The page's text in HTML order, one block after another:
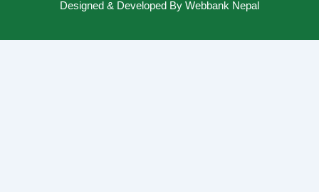
Designed & Developed By Webbank Nepal